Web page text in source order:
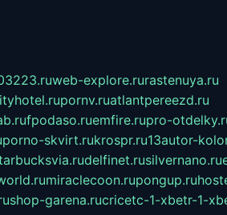
web-explore.rurastenuya.ru
pornv.ruatlantpereezd.ru
fpodaso.ruemfire.rupro-
porno-skvirt.rukrospr.ru13autor-
delfinet.rusilvernano.ru
miraclecoon.rupongup.ru
shop-garena.rucricetc-1-xbetr-1-